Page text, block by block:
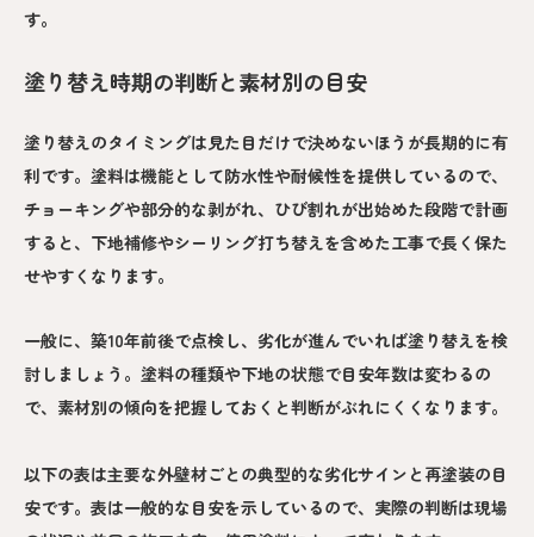
す。
塗り替え時期の判断と素材別の目安
塗り替えのタイミングは見た目だけで決めないほうが長期的に有
利です。塗料は機能として防水性や耐候性を提供しているので、
チョーキングや部分的な剥がれ、ひび割れが出始めた段階で計画
すると、下地補修やシーリング打ち替えを含めた工事で長く保た
せやすくなります。
一般に、築10年前後で点検し、劣化が進んでいれば塗り替えを検
討しましょう。塗料の種類や下地の状態で目安年数は変わるの
で、素材別の傾向を把握しておくと判断がぶれにくくなります。
以下の表は主要な外壁材ごとの典型的な劣化サインと再塗装の目
安です。表は一般的な目安を示しているので、実際の判断は現場